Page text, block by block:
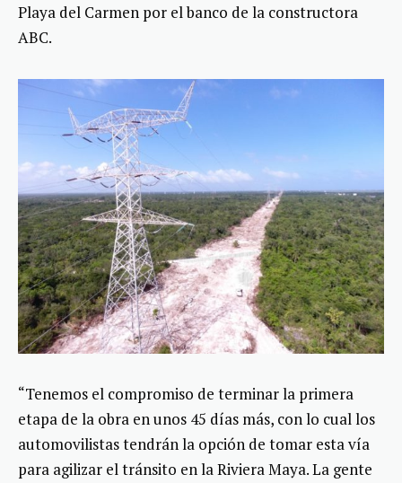
Playa del Carmen por el banco de la constructora
ABC.
“Tenemos el compromiso de terminar la primera
etapa de la obra en unos 45 días más, con lo cual los
automovilistas tendrán la opción de tomar esta vía
para agilizar el tránsito en la Riviera Maya. La gente